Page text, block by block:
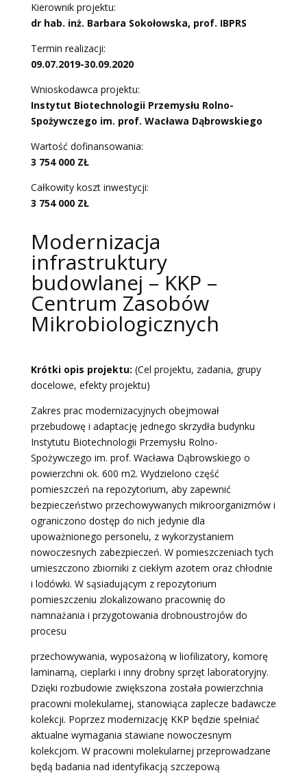
Kierownik projektu:
dr hab. inż. Barbara Sokołowska, prof. IBPRS
Termin realizacji:
09.07.2019-30.09.2020
Wnioskodawca projektu:
Instytut Biotechnologii Przemysłu Rolno-
Spożywczego im. prof. Wacława Dąbrowskiego
Wartość dofinansowania:
3 754 000 ZŁ
Całkowity koszt inwestycji:
3 754 000 ZŁ
Modernizacja
infrastruktury
budowlanej – KKP –
Centrum Zasobów
Mikrobiologicznych
Krótki opis projektu: (Cel projektu, zadania, grupy
docelowe, efekty projektu)
Zakres prac modernizacyjnych obejmował
przebudowę i adaptację jednego skrzydła budynku
Instytutu Biotechnologii Przemysłu Rolno-
Spożywczego im. prof. Wacława Dąbrowskiego o
powierzchni ok. 600 m2. Wydzielono część
pomieszczeń na repozytorium, aby zapewnić
bezpieczeństwo przechowywanych mikroorganizmów i
ograniczono dostęp do nich jedynie dla
upoważnionego personelu, z wykorzystaniem
nowoczesnych zabezpieczeń. W pomieszczeniach tych
umieszczono zbiorniki z ciekłym azotem oraz chłodnie
i lodówki. W sąsiadującym z repozytorium
pomieszczeniu zlokalizowano pracownię do
namnażania i przygotowania drobnoustrojów do
procesu
przechowywania, wyposażoną w liofilizatory, komorę
laminarną, cieplarki i inny drobny sprzęt laboratoryjny.
Dzięki rozbudowie zwiększona została powierzchnia
pracowni molekularnej, stanowiąca zaplecze badawcze
kolekcji. Poprzez modernizację KKP będzie spełniać
aktualne wymagania stawiane nowoczesnym
kolekcjom. W pracowni molekularnej przeprowadzane
będą badania nad identyfikacją szczepową